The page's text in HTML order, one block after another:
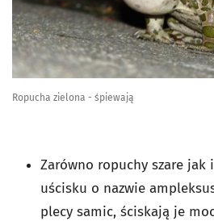
Ropucha zielona - śpiewają
Zarówno ropuchy szare jak
uścisku o nazwie
plecy samic, ściskają je